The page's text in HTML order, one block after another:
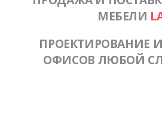
МЕБЕЛИ
ПРОЕКТИРОВАНИЕ
ОФИСОВ ЛЮБОЙ